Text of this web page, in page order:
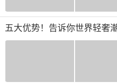
五大优势！告诉你世界轻奢